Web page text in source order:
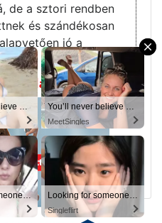
×
You’ll never believe why I moved to… Columbus You’ll never believe why I moved to… Columbus
MeetSingles
Looking for someone in Columbus today Looking for someone in Columbus today
Singleflirt
You’ll never believe why I moved to… Columbus You’ll never believe why I moved to… Columbus
MeetSingles
Looking for someone in Columbus today Looking for someone in Columbus today
Singleflirt
de a sztori rendben
és szándékosan
jó a
vagyok/leszek,
-Leo
mind a 7részt.